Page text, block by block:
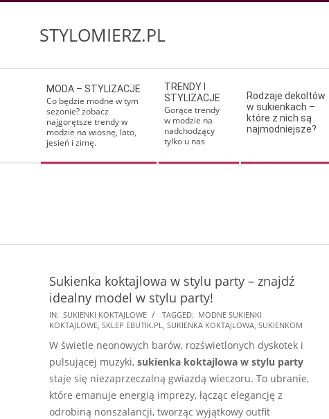
STYLOMIERZ.PL
Navigation
Menu
MODA – STYLIZACJE
Co będzie modne w tym
sezonie? zobacz
najgorętsze trendy w
modzie na wiosnę, lato,
jesień i zimę.
TRENDY I
STYLIZACJE
Gorące trendy
w modzie na
nadchodzący
tylko u nas
Rodzaje dekoltów
w sukienkach –
które z nich są
najmodniejsze?
Sukienka koktajlowa w stylu party – znajdź
idealny model w stylu party!
2026-
05-
28
IN: SUKIENKI KOKTAJLOWE TAGGED: MODNE SUKIENKI
KOKTAJLOWE, SKLEP EBUTIK.PL, SUKIENKA KOKTAJLOWA, SUKIENKOM
W świetle neonowych barów, rozświetlonych dyskotek i
pulsującej muzyki, sukienka koktajlowa w stylu party
staje się niezaprzeczalną gwiazdą wieczoru. To ubranie,
które emanuje energią imprezy, łącząc elegancję z
odrobiną nonszalancji, tworząc wyjątkowy outfit